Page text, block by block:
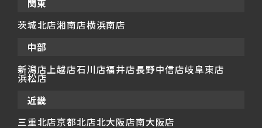
関東
茨城北店湘南店横浜南店
中部
新潟店 上越店石川店福井店長野中信店岐阜東店
浜松店
近畿
三重北店京都北店北大阪店南大阪店